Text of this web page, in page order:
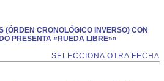
(ÓRDEN CRONOLÓGICO INVERSO) CON
PRESENTA «RUEDA LIBRE»»
SELECCIONA OTRA FECHA